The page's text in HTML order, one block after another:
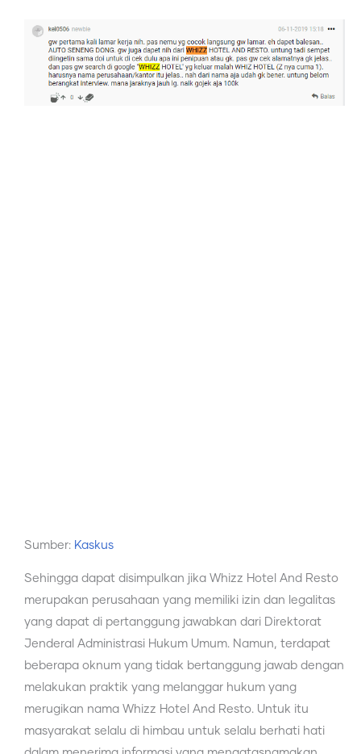
Sumber: Kaskus
Sehingga dapat disimpulkan jika Whizz Hotel And Resto
merupakan perusahaan yang memiliki izin dan legalitas
yang dapat di pertanggung jawabkan dari Direktorat
Jenderal Administrasi Hukum Umum. Namun, terdapat
beberapa oknum yang tidak bertanggung jawab dengan
melakukan praktik yang melanggar hukum yang
merugikan nama Whizz Hotel And Resto. Untuk itu
masyarakat selalu di himbau untuk selalu berhati hati